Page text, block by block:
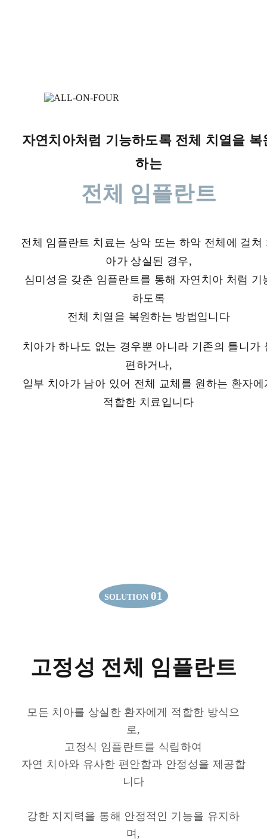
자연치아처럼 기능하도록 전체 치열을 복
하는
전체 임플란트
전체 임플란트 치료는 상악 또는 하악 전체에 걸쳐
아가 상실된 경우,
심미성을 갖춘 임플란트를 통해 자연치아 처럼 기
하도록
전체 치열을 복원하는 방법입니다
치아가 하나도 없는 경우뿐 아니라 기존의 틀니가
편하거나,
일부 치아가 남아 있어 전체 교체를 원하는 환자에
적합한 치료입니다
SOLUTION 01
고정성 전체 임플란트
모든 치아를 상실한 환자에게 적합한 방식으
로,
고정식 임플란트를 식립하여
자연 치아와 유사한 편안함과 안정성을 제공합
니다
강한 지지력을 통해 안정적인 기능을 유지하
며,